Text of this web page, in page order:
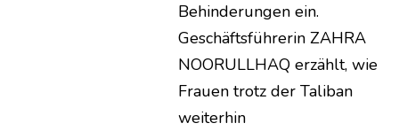
Behinderungen ein.
Geschäftsführerin ZAHRA
NOORULLHAQ erzählt, wie
Frauen trotz der Taliban
weiterhin